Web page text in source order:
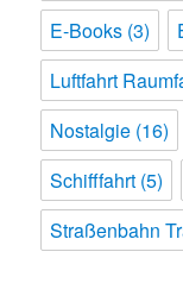
E-Books (3)
Luftfahrt
Nostalgie (16)
Schifffahrt (5)
Straßenbahn